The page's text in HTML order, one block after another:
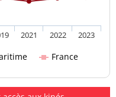
France
2021 2022 2023